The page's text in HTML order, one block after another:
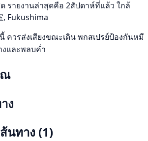
รายงานล่าสุดคือ 2สัปดาห์ที่แล้ว ใกล้
, Fukushima
ควรส่งเสียงขณะเดิน พกสเปรย์ป้องกันหมี
งและพลบค่ำ
ณ
ง
นทาง (1)